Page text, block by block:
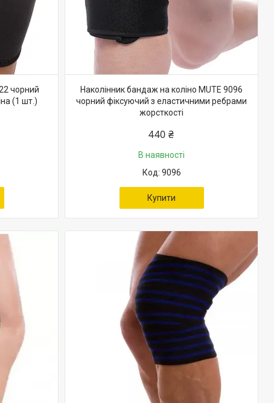
чорний
(1 шт.)
Наколінник бандаж на коліно MUTE 9096
чорний фіксуючий з еластичними ребрами
жорсткості
440 ₴
В наявності
9096
Купити